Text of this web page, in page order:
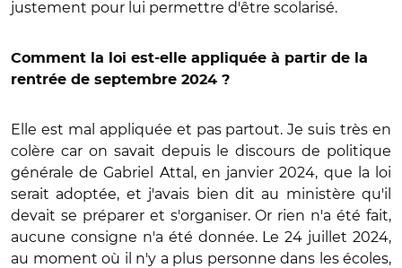
justement pour lui permettre d'être scolarisé.
Comment la loi est-elle appliquée à partir de la
rentrée de septembre 2024 ?
Elle est mal appliquée et pas partout. Je suis très en
colère car on savait depuis le discours de politique
générale de Gabriel Attal, en janvier 2024, que la loi
serait adoptée, et j'avais bien dit au ministère qu'il
devait se préparer et s'organiser. Or rien n'a été fait,
aucune consigne n'a été donnée. Le 24 juillet 2024,
au moment où il n'y a plus personne dans les écoles,